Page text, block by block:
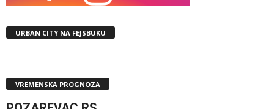
URBAN CITY NA FEJSBUKU
VREMENSKA PROGNOZA